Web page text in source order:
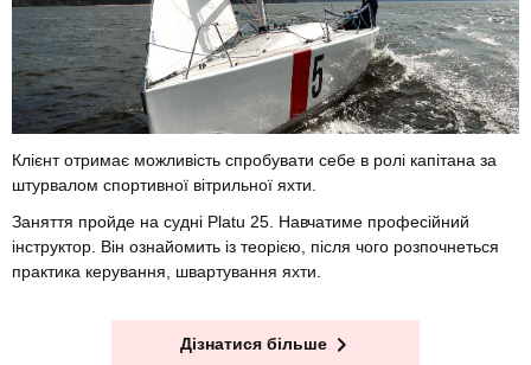
Клієнт отримає можливість спробувати себе в ролі капітана за
штурвалом спортивної вітрильної яхти.
Заняття пройде на судні Platu 25. Навчатиме професійний
інструктор. Він ознайомить із теорією, після чого розпочнеться
практика керування, швартування яхти.
Дізнатися більше